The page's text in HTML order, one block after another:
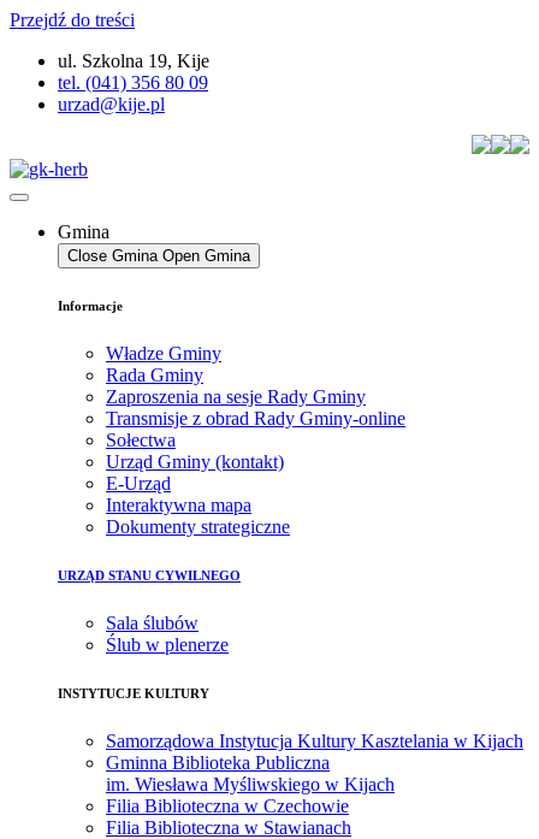
Przejdź do treści
ul. Szkolna 19, Kije
tel. (041) 356 80 09
urzad@kije.pl
Gmina
Close Gmina Open Gmina
Informacje
Władze Gminy
Rada Gminy
Zaproszenia na sesje Rady Gminy
Transmisje z obrad Rady Gminy-online
Sołectwa
Urząd Gminy (kontakt)
E-Urząd
Interaktywna mapa
Dokumenty strategiczne
URZĄD STANU CYWILNEGO
Sala ślubów
Ślub w plenerze
INSTYTUCJE KULTURY
Samorządowa Instytucja Kultury Kasztelania w Kijach
Gminna Biblioteka Publiczna
im. Wiesława Myśliwskiego w Kijach
Filia Biblioteczna w Czechowie
Filia Biblioteczna w Stawianach